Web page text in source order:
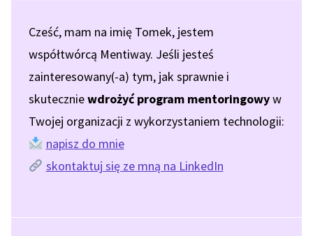
Cześć, mam na imię Tomek, jestem
współtwórcą Mentiway. Jeśli jesteś
zainteresowany(-a) tym, jak sprawnie i
skuteczniewdrożyć program mentoringowyw
Twojej organizacji z wykorzystaniem technologii:
napisz do mnie
skontaktuj się ze mną na LinkedIn